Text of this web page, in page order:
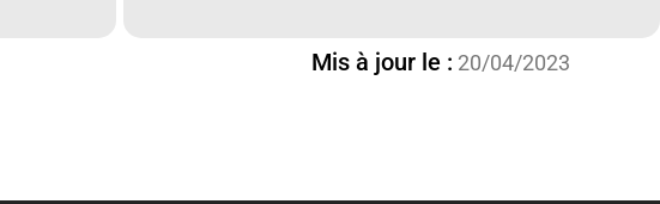
Mis à jour le : 20/04/2023